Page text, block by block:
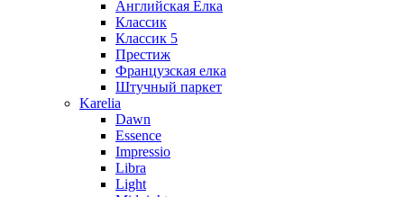
Английская Ёлка
Классик
Классик 5
Престиж
Французская елка
Штучный паркет
Karelia
Dawn
Essence
Impressio
Libra
Light